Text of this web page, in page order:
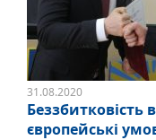
31.08.2020
Беззбитковість
європейські